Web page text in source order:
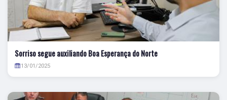
Sorriso segue auxiliando Boa Esperança do Norte
13/01/2025